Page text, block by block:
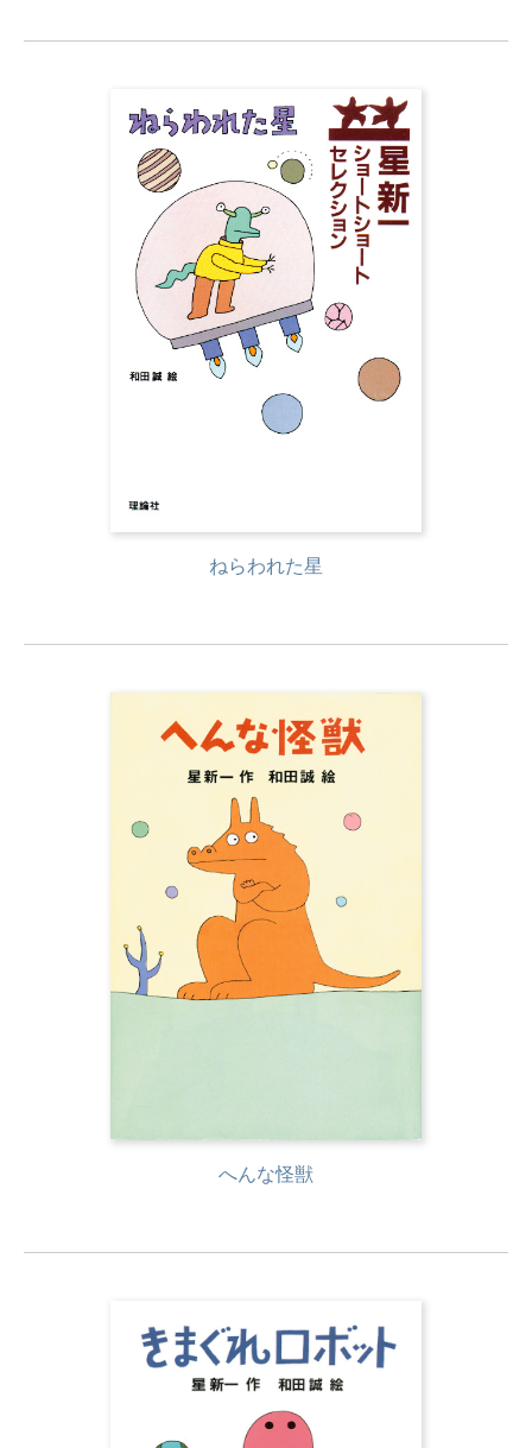
ねらわれた星
へんな怪獣